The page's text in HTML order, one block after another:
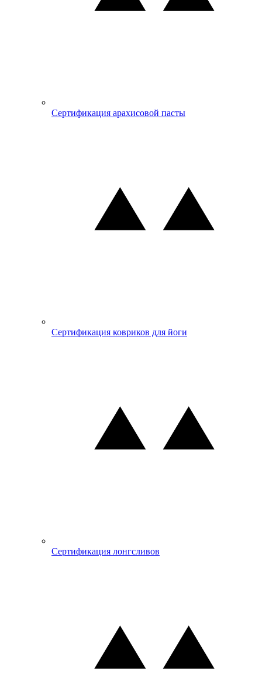
Сертификация арахисовой пасты
Сертификация ковриков для йоги
Сертификация лонгсливов